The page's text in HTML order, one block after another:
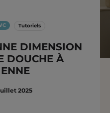
Tutoriels
DIMENSION
DOUCHE À
2025